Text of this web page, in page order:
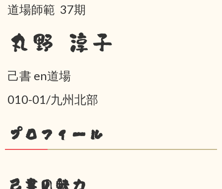
道場師範 37期
丸野 淳子
己書 en道場
010-01/九州北部
プロフィール
己書の魅力